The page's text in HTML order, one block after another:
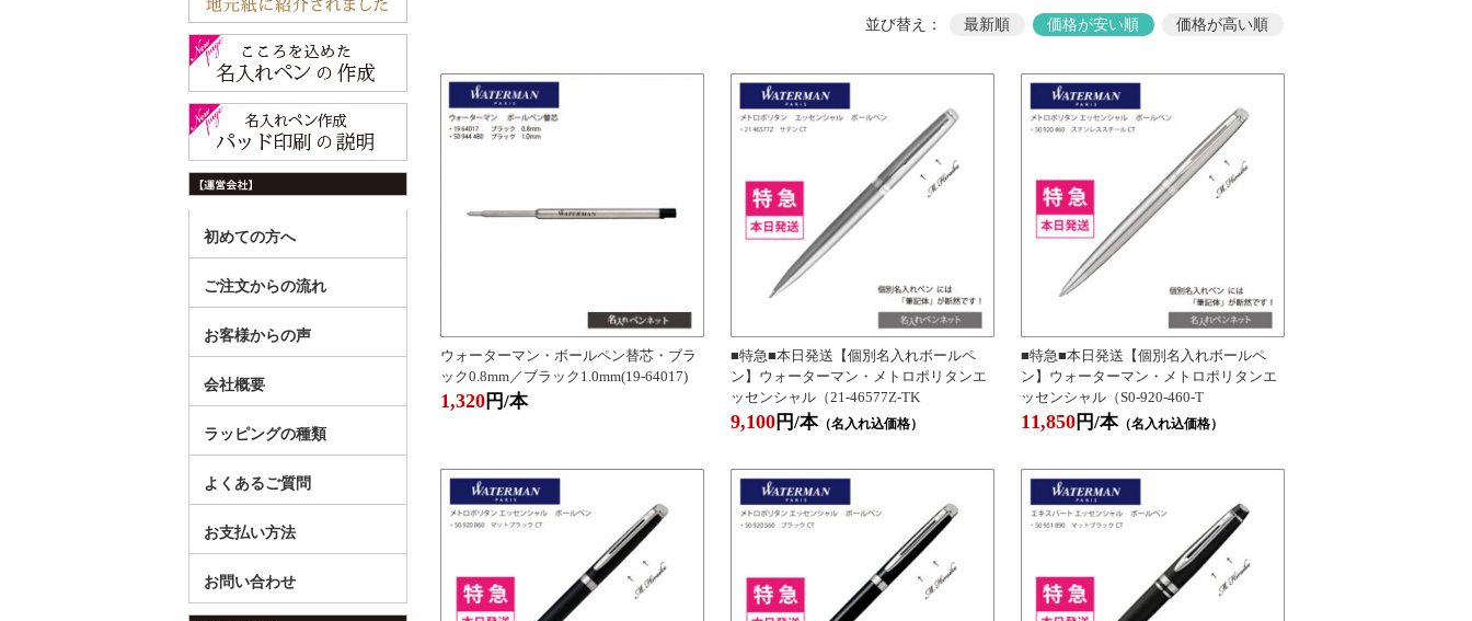
並び替え： 最新順 価格が安い順 価格が高い順
ウォーターマン・ボールペン替芯・ブラ
ック0.8mm／ブラック1.0mm(19-64017)
1,320円/本
■特急■本日発送【個別名入れボールペ
ン】ウォーターマン・メトロポリタンエ
ッセンシャル（21-46577Z-TK
9,100円/本（名入れ込価格）
■特急■本日発送【個別名入れボールペ
ン】ウォーターマン・メトロポリタンエ
ッセンシャル（S0-920-460-T
11,850円/本（名入れ込価格）
初めての方へ
ご注文からの流れ
お客様からの声
会社概要
ラッピングの種類
よくあるご質問
お支払い方法
お問い合わせ